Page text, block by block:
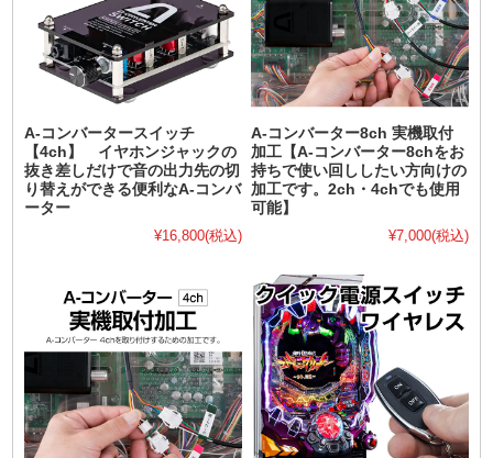
A-コンバータースイッチ
【4ch】 イヤホンジャックの
抜き差しだけで音の出力先の切
り替えができる便利なA-コンバ
ーター
¥16,800(税込)
A-コンバーター8ch 実機取付
加工【A-コンバーター8chをお
持ちで使い回ししたい方向けの
加工です。2ch・4chでも使用
可能】
¥7,000(税込)